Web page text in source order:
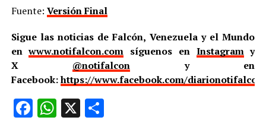
Fuente: Versión Final
Sigue las noticias de Falcón, Venezuela y el Mundo
enwww.notifalcon.com síguenos en Instagramy
X @notifalcon y en
Facebook:https://www.facebook.com/
Facebook
WhatsApp
X Compartir